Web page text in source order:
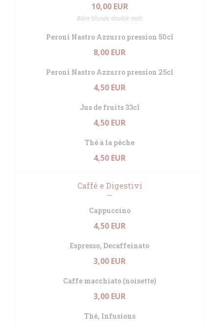
10,00 EUR
Bière blonde double malt
Peroni Nastro Azzurro pression 50cl
8,00 EUR
Peroni Nastro Azzurro pression 25cl
4,50 EUR
Jus de fruits 33cl
4,50 EUR
Thé à la pêche
4,50 EUR
Caffé e Digestivi
Cappuccino
4,50 EUR
Espresso, Decaffeinato
3,00 EUR
Caffe macchiato (noisette)
3,00 EUR
Thé, Infusions